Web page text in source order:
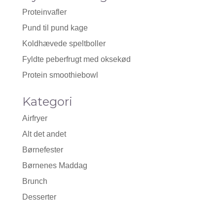
Proteinvafler
Pund til pund kage
Koldhævede speltboller
Fyldte peberfrugt med oksekød
Protein smoothiebowl
Kategori
Airfryer
Alt det andet
Børnefester
Børnenes Maddag
Brunch
Desserter